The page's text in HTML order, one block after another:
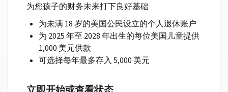
为您孩子的财务未来打下良好基础
为未满 18 岁的美国公民设立的个人退休账户
为 2025 年至 2028 年出生的每位美国儿童提供
1,000 美元供款
可选择每年最多存入 5,000 美元